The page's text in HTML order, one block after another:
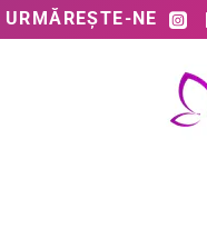
URMĂREȘTE-NE